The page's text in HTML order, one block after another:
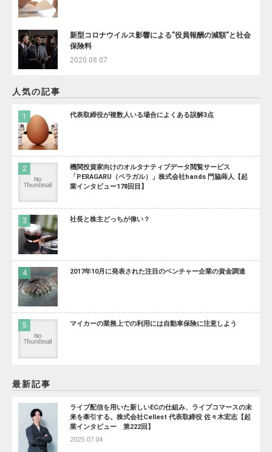
新型コロナウイルス影響による”役員報酬の減額”と社会
保険料
2020.08.07
人気の記事
代表取締役が複数人いる場合によくある誤解3点
機関投資家向けのオルタナティブデータ閲覧サービス
「PERAGARU（ペラガル）」株式会社hands 門脇蒔人【起
業インタビュー178回目】
社長と株主どっちが偉い？
2017年10月に発表された注目のベンチャー企業の資金調達
マイカーの業務上での利用には自動車保険に注意しよう
最新記事
ライブ配信を用いた新しいECの仕組み、ライブコマースの未
来を牽引する。株式会社Cellest 代表取締役 佐々木宏志【起
業インタビュー 第222回】
2025.07.04